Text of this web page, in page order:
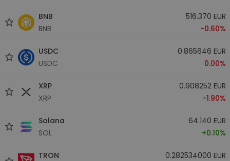
BNB
BNB
516.370 EUR
-0.60%
USDC
USDC
0.865646 EUR
0.00%
XRP
XRP
0.908252 EUR
-1.90%
Solana
SOL
64.140 EUR
+0.10%
TRON
0.282534000 EUR